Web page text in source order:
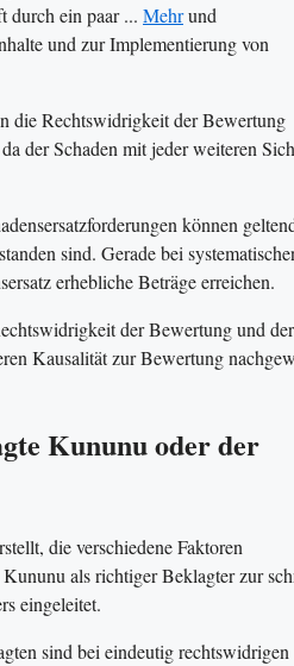
durch ein paar ... Mehrund
und zur Implementierung von
die Rechtswidrigkeit der Bewertung
der Schaden mit jeder weiteren
können
sind. Gerade bei
erhebliche Beträge erreichen.
der Bewertung und der
Kausalität zur Bewertung
Kununu oder der
die verschiedene Faktoren
als richtiger Beklagter zur
eingeleitet.
sind bei eindeutig rechtswidrigen